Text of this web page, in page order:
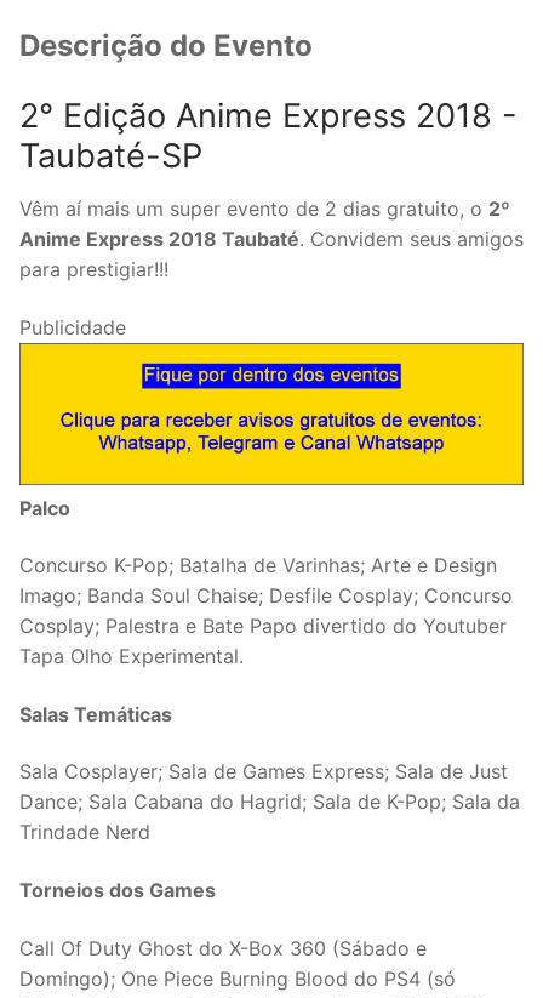
Descrição do Evento
2° Edição Anime Express 2018 -
Taubaté-SP
Vêm aí mais um super evento de 2 dias gratuito, o 2º
Anime Express 2018 Taubaté. Convidem seus amigos
para prestigiar!!!
Publicidade
Palco
Concurso K-Pop; Batalha de Varinhas; Arte e Design
Imago; Banda Soul Chaise; Desfile Cosplay; Concurso
Cosplay; Palestra e Bate Papo divertido do Youtuber
Tapa Olho Experimental.
Salas Temáticas
Sala Cosplayer; Sala de Games Express; Sala de Just
Dance; Sala Cabana do Hagrid; Sala de K-Pop; Sala da
Trindade Nerd
Torneios dos Games
Call Of Duty Ghost do X-Box 360 (Sábado e
Domingo); One Piece Burning Blood do PS4 (só